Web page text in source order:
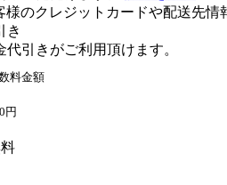
様のクレジットカードや配送先
き
代引きがご利用頂けます。
料金額
円